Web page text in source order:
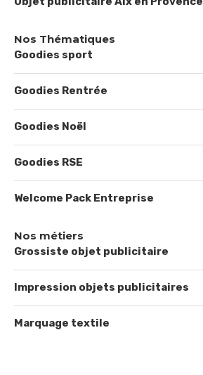
Nos Thématiques
Goodies sport
Goodies Rentrée
Goodies Noël
Goodies RSE
Welcome Pack Entreprise
Nos métiers
Grossiste objet publicitaire
Impression objets publicitaires
Marquage textile